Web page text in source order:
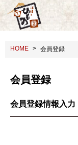
HOME 会員登録
会員登録
会員登録情報入力